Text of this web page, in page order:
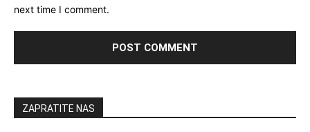
next time I comment.
ZAPRATITE NAS